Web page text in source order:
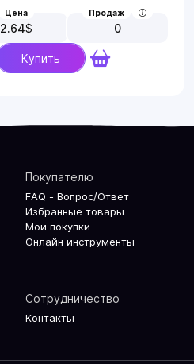
Цена
2.64$
Продаж
0
Купить
Покупателю
FAQ - Вопрос/Ответ
Избранные товары
Мои покупки
Онлайн инструменты
Сотрудничество
Контакты